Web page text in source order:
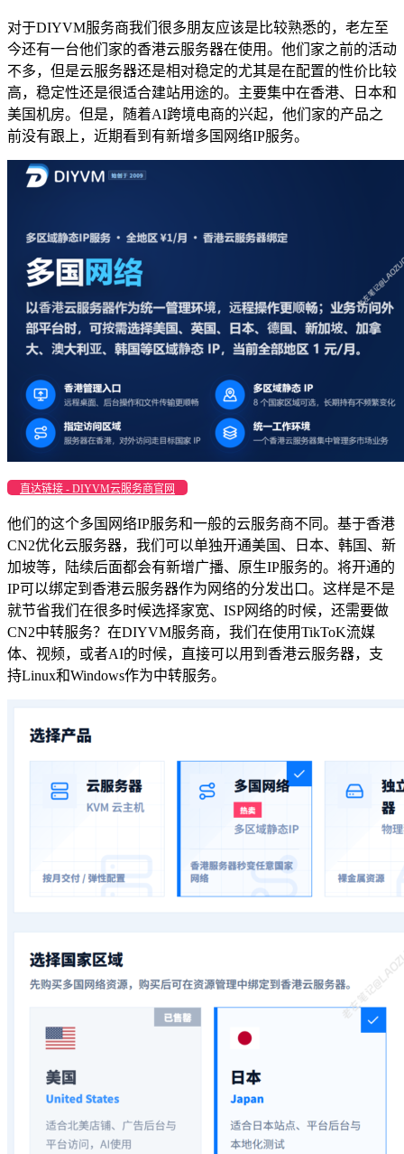
对于DIYVM服务商我们很多朋友应该是比较熟悉的，老左至
今还有一台他们家的香港云服务器在使用。他们家之前的活动
不多，但是云服务器还是相对稳定的尤其是在配置的性价比较
高，稳定性还是很适合建站用途的。主要集中在香港、日本和
美国机房。但是，随着AI跨境电商的兴起，他们家的产品之
前没有跟上，近期看到有新增多国网络IP服务。
直达链接 - DIYVM云服务商官网
他们的这个多国网络IP服务和一般的云服务商不同。基于香港
CN2优化云服务器，我们可以单独开通美国、日本、韩国、新
加坡等，陆续后面都会有新增广播、原生IP服务的。将开通的
IP可以绑定到香港云服务器作为网络的分发出口。这样是不是
就节省我们在很多时候选择家宽、ISP网络的时候，还需要做
CN2中转服务？在DIYVM服务商，我们在使用TikToK流媒
体、视频，或者AI的时候，直接可以用到香港云服务器，支
持Linux和Windows作为中转服务。